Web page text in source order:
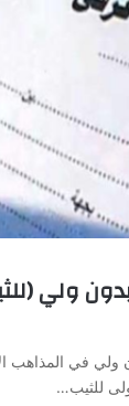
ولي
في المذاهب
للثيب…